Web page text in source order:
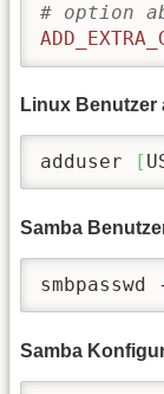
# option
Linux Benutzer
adduser [
Samba
smbpasswd
Samba